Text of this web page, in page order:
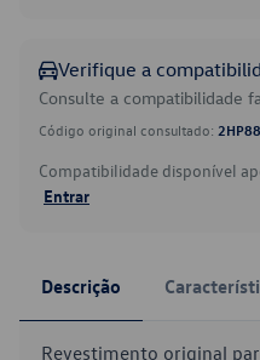
Verifique a
Consulte a compatibilidade
Código original consultado:
Compatibilidade disponível
Entrar
Descrição
Revestimento original